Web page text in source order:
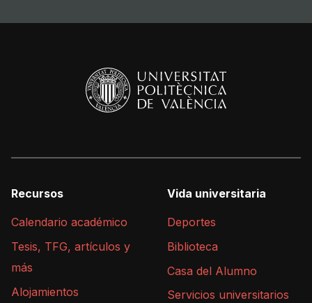
Recursos
Calendario académico
Tesis, TFG, artículos y
más
Alojamientos
Vida universitaria
Deportes
Biblioteca
Casa del Alumno
Servicios universitarios